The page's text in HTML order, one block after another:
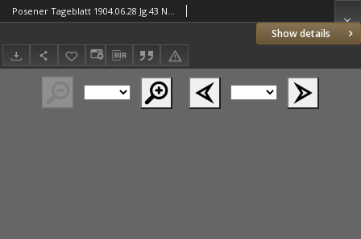
Show details
Posener Tageblatt 1904.06.28 Jg.43 Nr298